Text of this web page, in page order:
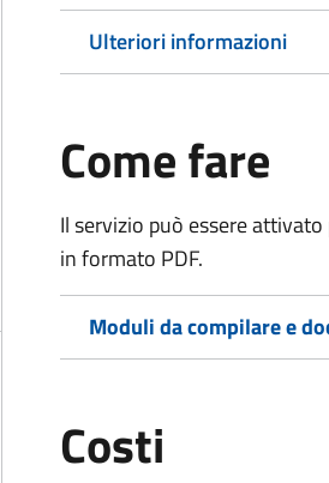
Ulteriori informazioni
Come fare
Il servizio può essere
in formato PDF.
Moduli da compilare e
Costi